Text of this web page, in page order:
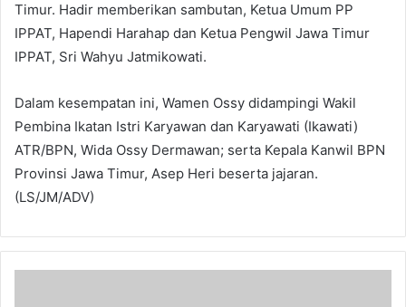
Timur. Hadir memberikan sambutan, Ketua Umum PP
IPPAT, Hapendi Harahap dan Ketua Pengwil Jawa Timur
IPPAT, Sri Wahyu Jatmikowati.
Dalam kesempatan ini, Wamen Ossy didampingi Wakil
Pembina Ikatan Istri Karyawan dan Karyawati (Ikawati)
ATR/BPN, Wida Ossy Dermawan; serta Kepala Kanwil BPN
Provinsi Jawa Timur, Asep Heri beserta jajaran.
(LS/JM/ADV)